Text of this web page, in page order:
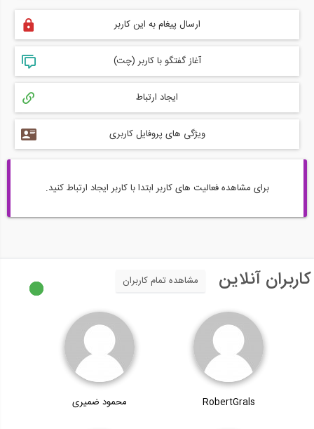
ارسال پیغام به این کاربر
آغاز گفتگو با کاربر (چت)
ایجاد ارتباط
ویژگی های پروفایل کاربری
برای مشاهده فعالیت های کاربر ابتدا با کاربر ایجاد ارتباط کنید.
کاربران آنلاین مشاهده تمام کاربران
RobertGrals محمود ضمیری